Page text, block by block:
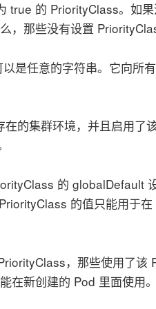
true 的 PriorityClass。如
，那些没有设置
是任意的字符串。它向所
在的集群环境，并且启用了
的 globalDefault
的值只能用于
，那些使用了
在新创建的 Pod 里面使用